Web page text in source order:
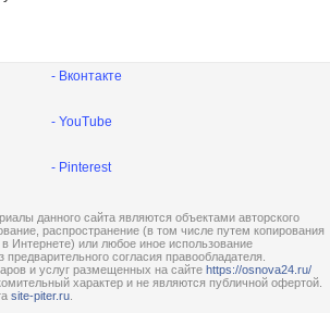
- Вконтакте
- YouTube
- Pinterest
данного сайта являются объектами авторского
распространение (в том числе путем копирования
Интернете) или любое иное использование
согласия правообладателя.
и услуг размещенных на сайте https://osnova24.ru/
характер и не являются публичной офертой.
site-piter.ru